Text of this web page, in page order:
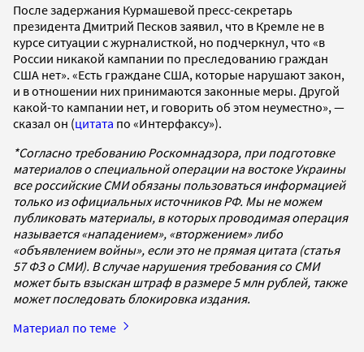
После задержания Курмашевой пресс-секретарь
президента Дмитрий Песков заявил, что в Кремле не в
курсе ситуации с журналисткой, но подчеркнул, что «в
России никакой кампании по преследованию граждан
США нет». «Есть граждане США, которые нарушают закон,
и в отношении них принимаются законные меры. Другой
какой-то кампании нет, и говорить об этом неуместно», —
сказал он (цитата по «Интерфаксу»).
*Согласно требованию Роскомнадзора, при подготовке
материалов о специальной операции на востоке Украины
все российские СМИ обязаны пользоваться информацией
только из официальных источников РФ. Мы не можем
публиковать материалы, в которых проводимая операция
называется «нападением», «вторжением» либо
«объявлением войны», если это не прямая цитата (статья
57 ФЗ о СМИ). В случае нарушения требования со СМИ
может быть взыскан штраф в размере 5 млн рублей, также
может последовать блокировка издания.
Материал по теме